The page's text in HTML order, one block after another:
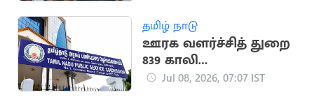
தமிழ் நாடு
ஊரக வளர்ச்சித் துறை
839 காலி
பணியிடங்கள்: TNPSC
Jul 08, 2026, 07:07 IST